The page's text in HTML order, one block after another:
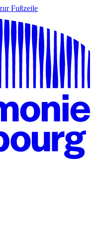
Fußzeile